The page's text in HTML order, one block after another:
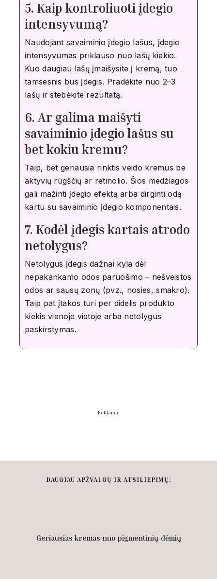
5. Kaip kontroliuoti įdegio
intensyvumą?
Naudojant savaiminio įdegio lašus, įdegio
intensyvumas priklauso nuo lašų kiekio.
Kuo daugiau lašų įmaišysite į kremą, tuo
tamsesnis bus įdegis. Pradėkite nuo 2–3
lašų ir stebėkite rezultatą.
6. Ar galima maišyti
savaiminio įdegio lašus su
bet kokiu kremu?
Taip, bet geriausia rinktis veido kremus be
aktyvių rūgščių ar retinolio. Šios medžiagos
gali mažinti įdegio efektą arba dirginti odą
kartu su savaiminio įdegio komponentais.
7. Kodėl įdegis kartais atrodo
netolygus?
Netolygus įdegis dažnai kyla dėl
nepakankamo odos paruošimo – nešveistos
odos ar sausų zonų (pvz., nosies, smakro).
Taip pat įtakos turi per didelis produkto
kiekis vienoje vietoje arba netolygus
paskirstymas.
Reklama:
DAUGIAU APŽVALGŲ IR ATSILIEPIMŲ:
Geriausias kremas nuo pigmentinių dėmių